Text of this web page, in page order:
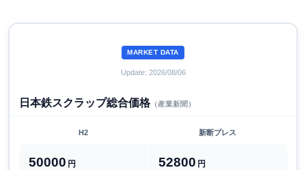
MARKET DATA
Update: 2026/08/06
日本鉄スクラップ総合価格（産業新聞）
H2 新断プレス
50000 円 52800 円